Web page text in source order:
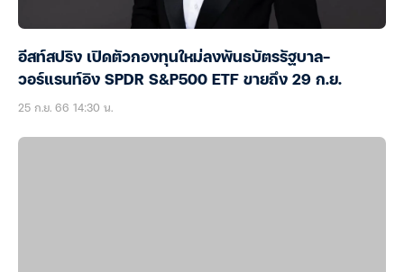
อีสท์สปริง เปิดตัวกองทุนใหม่ลงพันธบัตรรัฐบาล-
วอร์แรนท์อิง SPDR S&P500 ETF ขายถึง 29 ก.ย.
25 ก.ย. 66 14:30 น.